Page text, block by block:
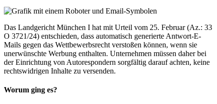
Das Landgericht München I hat mit Urteil vom 25. Februar (Az.: 33
O 3721/24) entschieden, dass automatisch generierte Antwort-E-
Mails gegen das Wettbewerbsrecht verstoßen können, wenn sie
unerwünschte Werbung enthalten. Unternehmen müssen daher bei
der Einrichtung von Autorespondern sorgfältig darauf achten, keine
rechtswidrigen Inhalte zu versenden.
Worum ging es?